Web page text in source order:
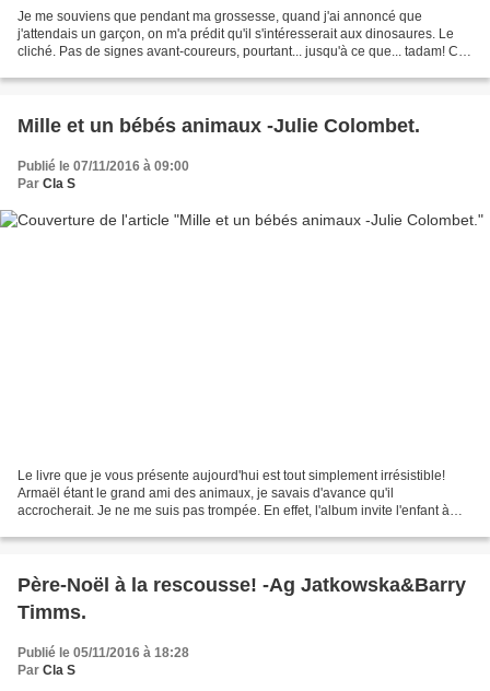
Je me souviens que pendant ma grossesse, quand j'ai annoncé que
j'attendais un garçon, on m'a prédit qu'il s'intéresserait aux dinosaures. Le
cliché. Pas de signes avant-coureurs, pourtant... jusqu'à ce que... tadam! Cet
Mille et un bébés animaux -Julie Colombet.
Publié le 07/11/2016 à 09:00
Par Cla S
Le livre que je vous présente aujourd'hui est tout simplement irrésistible!
Armaël étant le grand ami des animaux, je savais d'avance qu'il
accrocherait. Je ne me suis pas trompée. En effet, l'album invite l'enfant à
Père-Noël à la rescousse! -Ag Jatkowska&Barry
Timms.
Publié le 05/11/2016 à 18:28
Par Cla S